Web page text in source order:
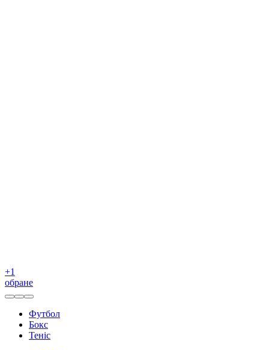
+1
обране
Футбол
Бокс
Теніс